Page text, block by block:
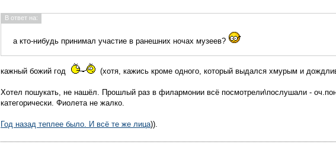
В ответ на:
а кто-нибудь принимал участие в ранешних ночах музеев?
кажный божий год (хотя, кажись кроме одного, который выдался хмурым и
Хотел пошукать, не нашёл. Прошлый раз в филармонии всё посмотрели\послушали -
категорически. Фиолета не жалко.
Год назад теплее было. И всё те же лица)).